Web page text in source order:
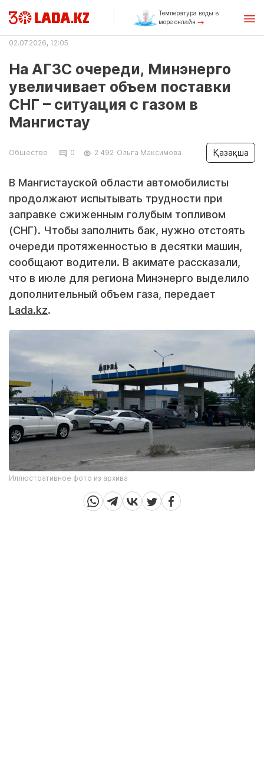
Температура воды в
море онлайн
02.07.2026, 12:05
На АГЗС очереди, Минэнерго
увеличивает объем поставки
СНГ – ситуация с газом в
Мангистау
Общество 0 2 492 Ольга Максимова Қазақша
В Мангистауской области автомобилисты
продолжают испытывать трудности при
заправке сжиженным голубым топливом
(СНГ). Чтобы заполнить бак, нужно отстоять
очереди протяженностью в десятки машин,
сообщают водители. В акимате рассказали,
что в июле для региона Минэнерго выделило
дополнительный объем газа, передает
Lada.kz.
Иллюстративное фото из архива